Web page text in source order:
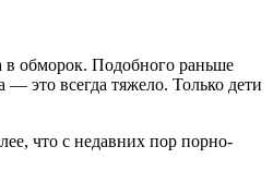
в обморок. Подобного раньше
это всегда тяжело. Только дети
что с недавних пор порно-